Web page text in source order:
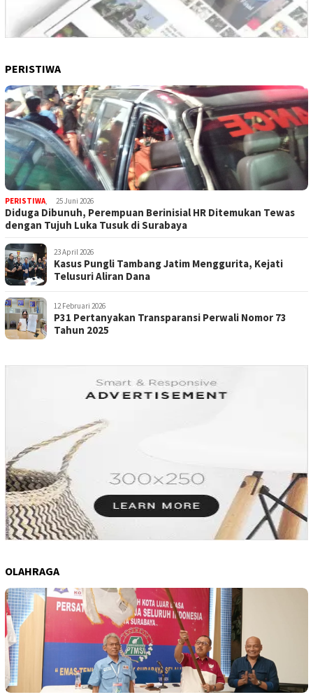
PERISTIWA
PERISTIWA, 25 Juni 2026
Diduga Dibunuh, Perempuan Berinisial HR Ditemukan Tewas
dengan Tujuh Luka Tusuk di Surabaya
23 April 2026
Kasus Pungli Tambang Jatim Menggurita, Kejati
Telusuri Aliran Dana
12 Februari 2026
P31 Pertanyakan Transparansi Perwali Nomor 73
Tahun 2025
OLAHRAGA